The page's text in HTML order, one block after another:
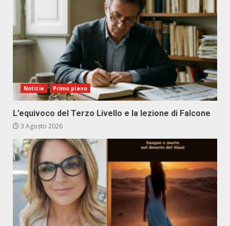
Notizie Primo piano
L’equivoco del Terzo Livello e la lezione di Falcone
3 Agosto 2026